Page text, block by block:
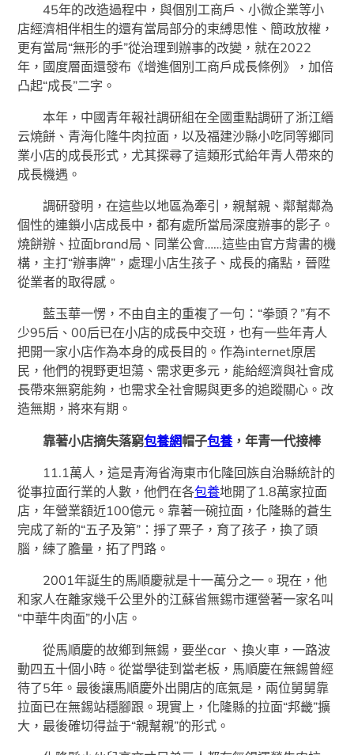
45年的改造過程中，與個別工商戶、小微企業等小
店經濟相伴相生的還有當局部分的束縛思惟、簡政放權，
更有當局“無形的手”從治理到辦事的改變，就在2022
年，國度層面還發布《增進個別工商戶成長條例》，加倍
凸起“成長”二字。
本年，中國青年報社調研組在全國重點調研了浙江縉
云燒餅、青海化隆牛肉拉面，以及福建沙縣小吃同等鄉同
業小店的成長形式，尤其探尋了這類形式給年青人帶來的
成長機遇。
調研發明，在這些以地區為牽引，親幫親、鄰幫鄰為
個性的連鎖小店成長中，都有處所當局深度辦事的影子。
燒餅辦、拉面brand局、同業公會……這些由官方背書的機
構，主打“辦事牌”，處理小店生孩子、成長的痛點，晉陞
從業者的取得感。
藍玉華一愣，不由自主的重複了一句：“拳頭？”有不
少95后、00后已在小店的成長中交班，也有一些年青人
把開一家小店作為本身的成長目的。作為internet原居
民，他們的視野更坦蕩、需求更多元，能給經濟與社會成
長帶來無窮能夠，也需求全社會賜與更多的追蹤關心。改
造無期，將來有期。
靠著小店摘失落窮包養網帽子包養，年青一代接棒
11.1萬人，這是青海省海東市化隆回族自治縣統計的
從事拉面行業的人數，他們在各包養地開了1.8萬家拉面
店，年營業額近100億元。靠著一碗拉面，化隆縣的蒼生
完成了新的“五子及第”：掙了票子，育了孩子，換了頭
腦，練了膽量，拓了門路。
2001年誕生的馬順慶就是十一萬分之一。現在，他
和家人在離家幾千公里外的江蘇省無錫市運營著一家名叫
“中華牛肉面”的小店。
從馬順慶的故鄉到無錫，要坐car 、換火車，一路波
動四五十個小時。從當學徒到當老板，馬順慶在無錫曾經
待了5年。最後讓馬順慶外出開店的底氣是，兩位舅舅靠
拉面已在無錫站穩腳跟。現實上，化隆縣的拉面“邦畿”擴
大，最後確切得益于“親幫親”的形式。